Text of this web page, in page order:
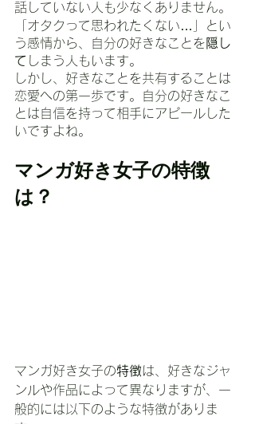
話していない人も少なくありません。
「オタクって思われたくない…」とい
う感情から、自分の好きなことを 隠し
て しまう人もいます。
しかし、好きなことを共有することは
恋愛への第一歩です。自分の好きなこ
とは自信を持って相手にアピールした
いですよね。
マンガ好き女子の特徴
は？
マンガ好き女子の特徴は、好きなジャ
ンルや作品によって異なりますが、一
般的には以下のような特徴がありま